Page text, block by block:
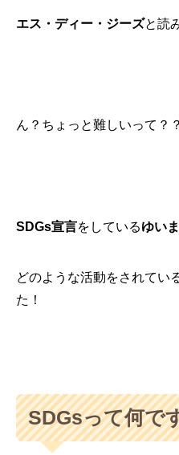
エス・ディー・ジーズと読
ん？ちょっと難しいって？？
SDGs宣言をしているゆい
どのような活動をされてい
た！
SDGsって何で